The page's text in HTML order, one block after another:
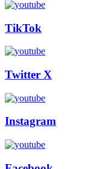
TikTok
Twitter X
Instagram